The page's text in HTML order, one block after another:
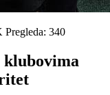
Pregleda: 340